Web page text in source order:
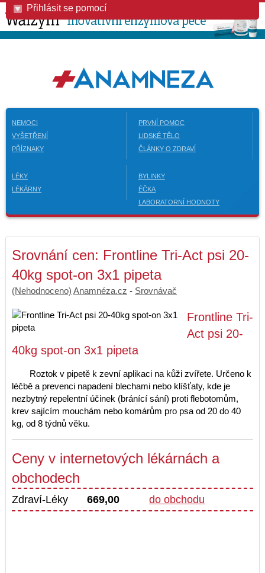
Přihlásit se pomocí
NEMOCI
VYŠETŘENÍ
PŘÍZNAKY
PRVNÍ POMOC
LIDSKÉ TĚLO
ČLÁNKY O ZDRAVÍ
LÉKY
LÉKÁRNY
BYLINKY
ÉČKA
LABORATORNÍ HODNOTY
Srovnání cen: Frontline Tri-Act psi 20-
40kg spot-on 3x1 pipeta
(Nehodnoceno) Anamnéza.cz - Srovnávač
Frontline Tri-
Act psi 20-
40kg spot-on 3x1 pipeta
Roztok v pipetě k zevní aplikaci na kůži zvířete. Určeno k
léčbě a prevenci napadení blechami nebo klíšťaty, kde je
nezbytný repelentní účinek (bránící sání) proti flebotomům,
krev sajícím mouchám nebo komárům pro psa od 20 do 40
kg, od 8 týdnů věku.
Ceny v internetových lékárnách a
obchodech
Zdraví-Léky 669,00 do obchodu